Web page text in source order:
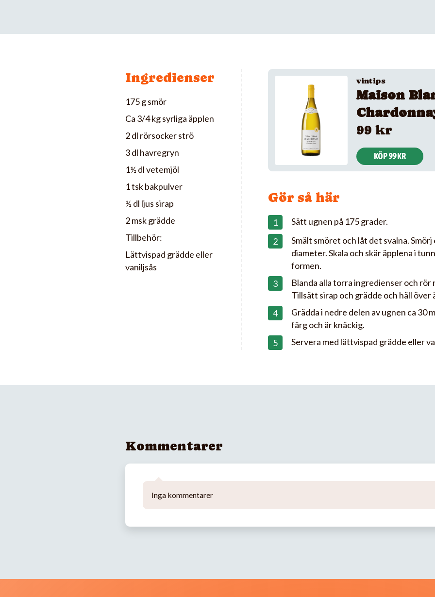
Ingredienser
175 g smör
Ca 3/4 kg syrliga äpplen
2 dl rörsocker strö
3 dl havregryn
1½ dl vetemjöl
1 tsk bakpulver
½ dl ljus sirap
2 msk grädde
Tillbehör:
Lättvispad grädde eller
vaniljsås
vintips
Maison
99 kr
KÖP 99 KR
Gör så här
Sätt ugnen på 175 grader.
Smält smöret och låt det svalna. Smörj
diameter. Skala och skär äpplena i
formen.
Blanda alla torra ingredienser och rör
Tillsätt sirap och grädde och häll över
Grädda i nedre delen av ugnen ca 30
färg och är knäckig.
Servera med lättvispad grädde eller
Kommentarer
Inga kommentarer